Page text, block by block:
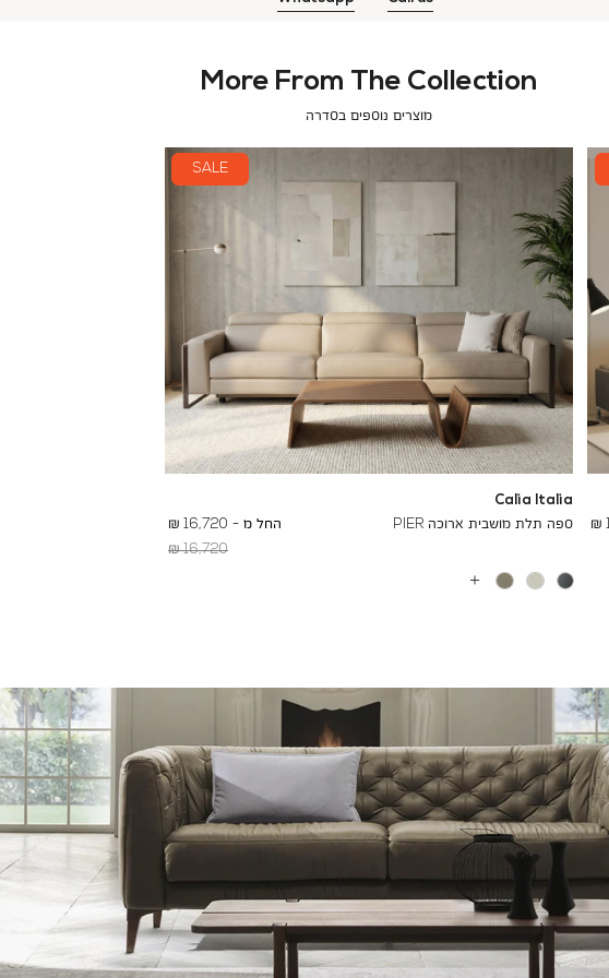
More From The Collection
מוצרים נוספים בסדרה
SALE
Calia Italia
ספה תלת מושבית ארוכה PIER
Regular
16,720 ₪
החל מ - 16,720 ₪ To
17,790 ₪